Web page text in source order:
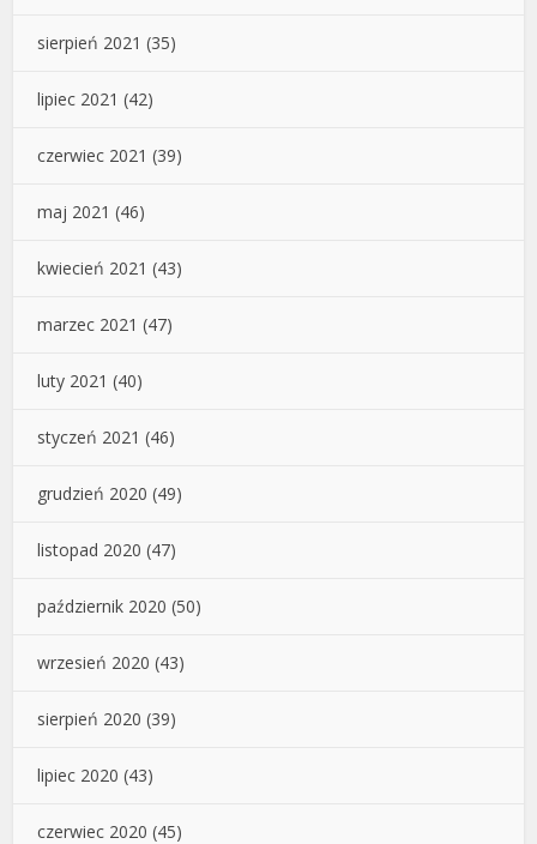
sierpień 2021 (35)
lipiec 2021 (42)
czerwiec 2021 (39)
maj 2021 (46)
kwiecień 2021 (43)
marzec 2021 (47)
luty 2021 (40)
styczeń 2021 (46)
grudzień 2020 (49)
listopad 2020 (47)
październik 2020 (50)
wrzesień 2020 (43)
sierpień 2020 (39)
lipiec 2020 (43)
czerwiec 2020 (45)